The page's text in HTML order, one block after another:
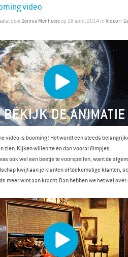
video
door Dennis Menheereop 28 april, 2014 in Video »
video is booming! Het wordt een steeds
zien. Kijken willen ze en dan vooral filmpjes.
ook wel een beetje te voorspellen, want de
kwijt aan je klanten of toekomstige klanten,
meer wint aan kracht. Dan hebben we het wel